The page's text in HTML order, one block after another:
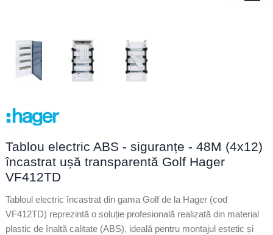
Tablou electric ABS - siguranțe - 48M (4x12)
încastrat ușă transparentă Golf Hager
VF412TD
Tabloul electric încastrat din gama Golf de la Hager (cod
VF412TD) reprezintă o soluție profesională realizată din material
plastic de înaltă calitate (ABS), ideală pentru montajul estetic și